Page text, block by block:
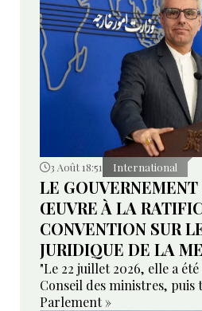
3 Août 18:51 International
LE
ŒUVRE À LA
CONVENTION SUR
JURIDIQUE DE LA
"Le 22 juillet 2026, elle a
Conseil des ministres, puis
Parlement »